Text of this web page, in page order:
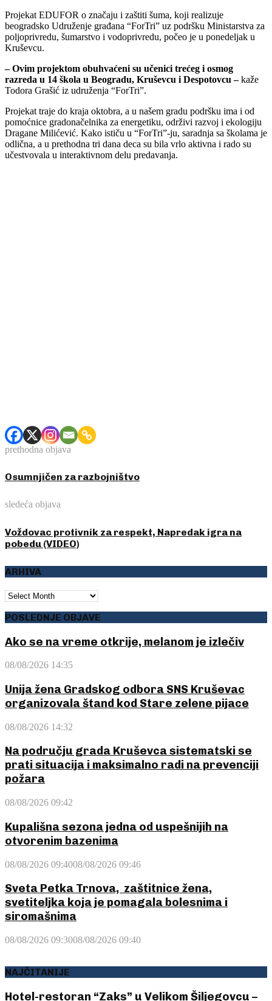
Projekat EDUFOR o značaju i zaštiti šuma, koji realizuje
beogradsko Udruženje građana “ForTri” uz podršku Ministarstva za
poljoprivredu, šumarstvo i vodoprivredu, počeo je u ponedeljak u
Kruševcu.
– Ovim projektom obuhvaćeni su učenici trećeg i osmog
razreda u 14 škola u Beogradu, Kruševcu i Despotovcu –kaže
Todora Grašić iz udruženja “ForTri”.
Projekat traje do kraja oktobra, a u našem gradu podršku ima i od
pomoćnice gradonačelnika za energetiku, održivi razvoj i ekologiju
Dragane Milićević. Kako ističu u “ForTri”-ju, saradnja sa školama je
odlična, a u prethodna tri dana deca su bila vrlo aktivna i rado su
učestvovala u interaktivnom delu predavanja.
prethodna objava
Osumnjičen za razbojništvo
sledeća objava
Voždovac protivnik za respekt, Napredak igra na
pobedu (VIDEO)
ARHIVA
ARHIVA
POSLEDNJE OBJAVE
Ako se na vreme otkrije, melanom je izlečiv
08/08/2026 14:35
Unija žena Gradskog odbora SNS Kruševac
organizovala štand kod Stare zelene pijace
08/08/2026 14:32
Na području grada Kruševca sistematski se
prati situacija i maksimalno radi na prevenciji
požara
08/08/2026 09:42
Kupališna sezona jedna od uspešnijih na
otvorenim bazenima
08/08/2026 09:4008/08/2026 09:46
Sveta Petka Trnova, zaštitnice žena,
svetiteljka koja je pomagala bolesnima i
siromašnima
08/08/2026 09:3008/08/2026 09:40
NAJČITANIJE
Hotel-restoran “Zaks” u Velikom Šiljegovcu –